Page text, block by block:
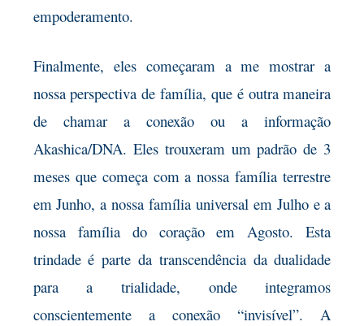
empoderamento.
Finalmente, eles começaram a me mostrar a
nossa perspectiva de família, que é outra maneira
de chamar a conexão ou a informação
Akashica/DNA. Eles trouxeram um padrão de 3
meses que começa com a nossa família terrestre
em Junho, a nossa família universal em Julho e a
nossa família do coração em Agosto. Esta
trindade é parte da transcendência da dualidade
para a trialidade, onde integramos
conscientemente a conexão “invisível”. A